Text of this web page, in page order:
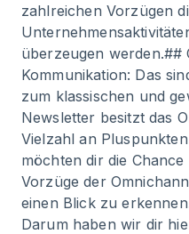
zahlreichen Vorzügen
überzeugen werden.##
Kommunikation: Das
zum klassischen und
Newsletter besitzt das
Vielzahl an
möchten dir die
Vorzüge der
einen Blick zu
Darum haben wir dir